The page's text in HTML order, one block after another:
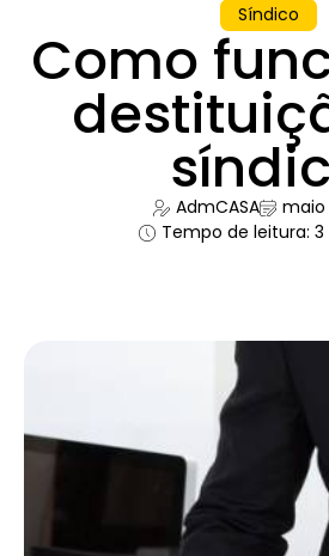
Síndico
Como
AdmCASA
maio
Tempo de leitura: